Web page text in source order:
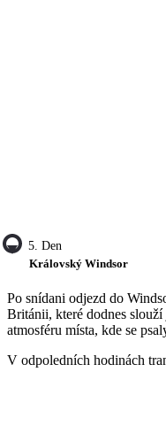
5. Den
Královský Windsor
Po snídani odjezd do
Británii, které dodnes
atmosféru místa, kde se
V odpoledních hodinách